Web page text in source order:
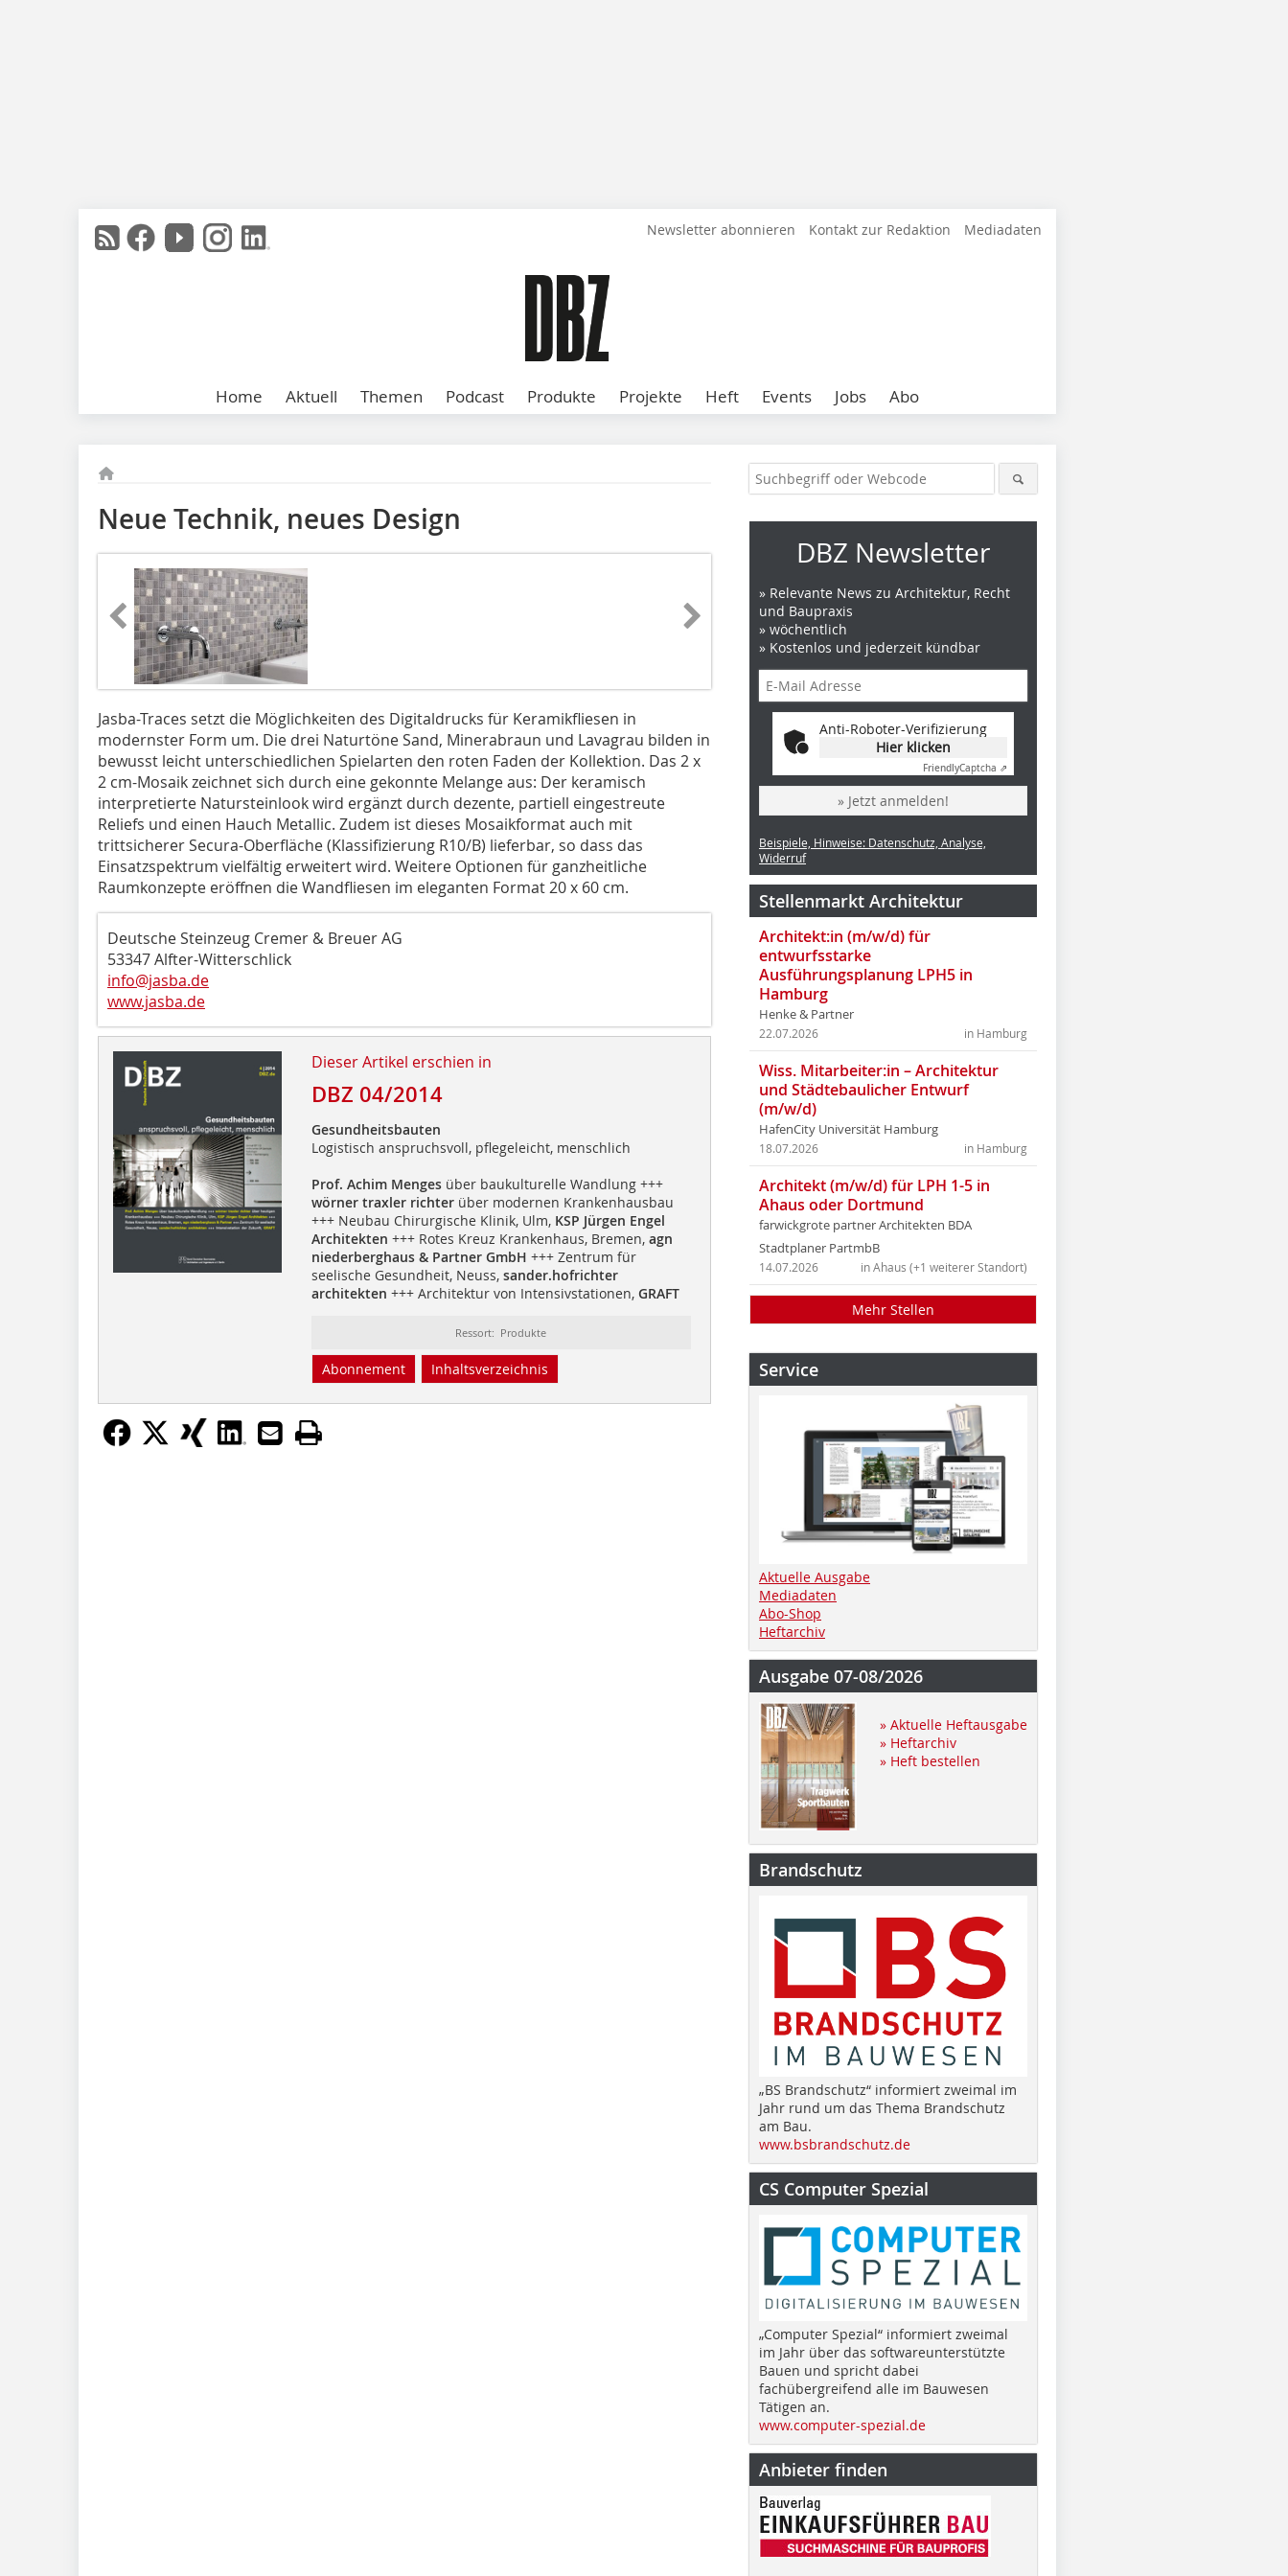
Newsletter abonnieren Kontakt zur Redaktion Mediadaten
Home Aktuell Themen Podcast Produkte Projekte Heft Events Jobs Abo
Neue Technik, neues Design
Jasba-Traces setzt die Möglichkeiten des Digitaldrucks für Keramikfliesen in
modernster Form um. Die drei Naturtöne Sand, Minerabraun und Lavagrau bilden in
bewusst leicht unterschiedlichen Spielarten den roten Faden der Kollektion. Das 2 x
2 cm-Mosaik zeichnet sich durch eine gekonnte Melange aus: Der keramisch
interpretierte Natursteinlook wird ergänzt durch dezente, partiell eingestreute
Reliefs und einen Hauch Metallic. Zudem ist dieses Mosaikformat auch mit
trittsicherer Secura-Oberfläche (Klassifizierung R10/B) lieferbar, so dass das
Einsatzspektrum vielfältig erweitert wird. Weitere Optionen für ganzheitliche
Raumkonzepte eröffnen die Wandfliesen im eleganten Format 20 x 60 cm.
Deutsche Steinzeug Cremer & Breuer AG
53347 Alfter-Witterschlick
info@jasba.de
www.jasba.de
Dieser Artikel erschien in
DBZ 04/2014
Gesundheitsbauten
Logistisch anspruchsvoll, pflegeleicht, menschlich
Prof. Achim Menges über baukulturelle Wandlung +++
wörner traxler richterüber modernen Krankenhausbau
+++ Neubau Chirurgische Klinik, Ulm, KSP Jürgen Engel
Architekten +++ Rotes Kreuz Krankenhaus, Bremen, agn
niederberghaus & Partner GmbH +++ Zentrum für
seelische Gesundheit, Neuss, sander.hofrichter
architekten +++ Architektur von Intensivstationen, GRAFT
Ressort: Produkte
Abonnement Inhaltsverzeichnis
DBZ Newsletter
» Relevante News zu Architektur, Recht
und Baupraxis
» wöchentlich
» Kostenlos und jederzeit kündbar
Anti-Roboter-Verifizierung
Hier klicken
FriendlyCaptcha ⇗
» Jetzt anmelden!
Beispiele, Hinweise: Datenschutz, Analyse,
Widerruf
Stellenmarkt Architektur
Architekt:in (m/w/d) für
entwurfsstarke
Ausführungsplanung LPH5 in
Hamburg
Henke & Partner
in Hamburg
22.07.2026
Wiss. Mitarbeiter:in – Architektur
und Städtebaulicher Entwurf
(m/w/d)
HafenCity Universität Hamburg
in Hamburg
18.07.2026
Architekt (m/w/d) für LPH 1-5 in
Ahaus oder Dortmund
farwickgrote partner Architekten BDA
Stadtplaner PartmbB
in Ahaus (+1 weiterer Standort)
14.07.2026
Mehr Stellen
Service
Aktuelle Ausgabe
Mediadaten
Abo-Shop
Heftarchiv
Ausgabe 07-08/2026
» Aktuelle Heftausgabe
» Heftarchiv
» Heft bestellen
Brandschutz
„BS Brandschutz“ informiert zweimal im
Jahr rund um das Thema Brandschutz
am Bau.
www.bsbrandschutz.de
CS Computer Spezial
„Computer Spezial“ informiert zweimal
im Jahr über das softwareunterstützte
Bauen und spricht dabei
fachübergreifend alle im Bauwesen
Tätigen an.
www.computer-spezial.de
Anbieter finden